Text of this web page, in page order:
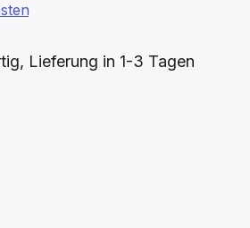
Lieferung in 1-3 Tagen